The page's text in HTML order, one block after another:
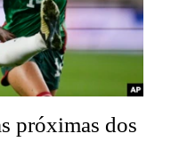
próximas dos